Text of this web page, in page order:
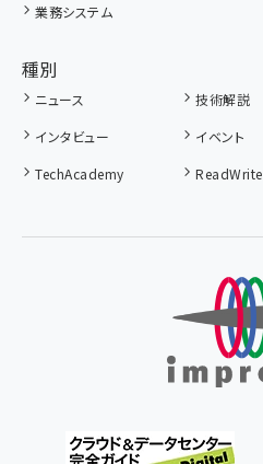
業務システム
種別
ニュース 技術解説
インタビュー
イベント
TechAcademy
ReadWrite